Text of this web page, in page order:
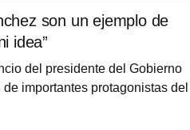
son un ejemplo de
idea”
del presidente del Gobierno
importantes protagonistas del
Carolina Roca, que ha